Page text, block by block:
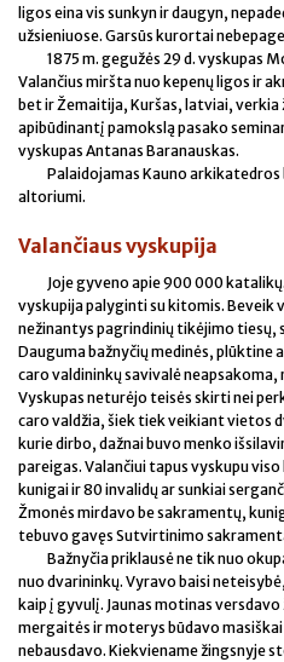
ligos eina vis sunkyn ir daugyn,
užsieniuose. Garsūs kurortai
1875 m. gegužės 29 d. vyskupas
Valančius miršta nuo kepenų ligos ir
bet ir Žemaitija, Kuršas, latviai, verkia
apibūdinantį pamokslą pasako
vyskupas Antanas Baranauskas.
Palaidojamas Kauno
altoriumi.
Valančiaus vyskupija
Joje gyveno apie 900 000
vyskupija palyginti su kitomis. Beveik
nežinantys pagrindinių tikėjimo tiesų,
Dauguma bažnyčių medinės, plūktine
caro valdininkų savivalė
Vyskupas neturėjo teisės skirti nei
caro valdžia, šiek tiek veikiant vietos
kurie dirbo, dažnai buvo menko
pareigas. Valančiui tapus vyskupu
kunigai ir 80 invalidų ar sunkiai
Žmonės mirdavo be sakramentų,
tebuvo gavęs Sutvirtinimo
Bažnyčia priklausė ne tik nuo
nuo dvarininkų. Vyravo baisi
kaip į gyvulį. Jaunas motinas
mergaitės ir moterys būdavo
nebausdavo. Kiekviename žingsnyje